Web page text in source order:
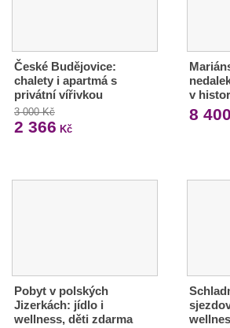
České Budějovice:
chalety i apartmá s
privátní vířivkou
3 000 Kč
2 366 Kč
v
8 400
Pobyt v polských
Jizerkách: jídlo i
wellness, děti zdarma